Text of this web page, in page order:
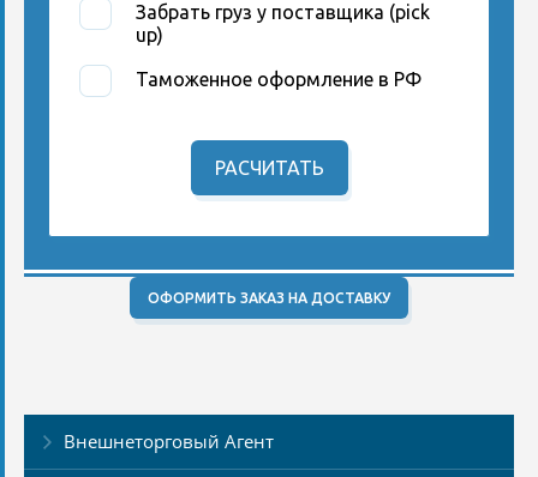
Забрать груз у поставщика (pick
up)
Таможенное оформление в РФ
РАСЧИТАТЬ
ОФОРМИТЬ ЗАКАЗ НА ДОСТАВКУ
Внешнеторговый Агент